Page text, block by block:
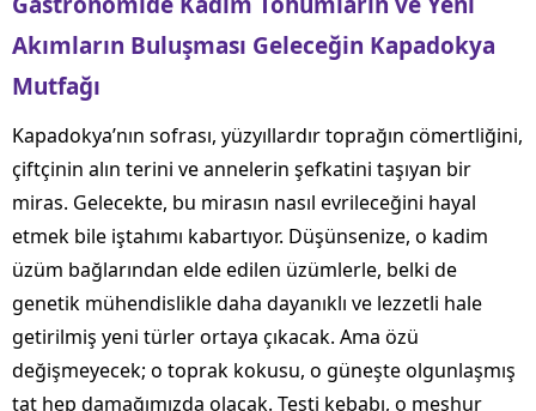
Akımların Buluşması Geleceğin Kapadokya
Mutfağı
Kapadokya’nın sofrası, yüzyıllardır toprağın cömertliğini,
çiftçinin alın terini ve annelerin şefkatini taşıyan bir
miras. Gelecekte, bu mirasın nasıl evrileceğini hayal
etmek bile iştahımı kabartıyor. Düşünsenize, o kadim
üzüm bağlarından elde edilen üzümlerle, belki de
genetik mühendislikle daha dayanıklı ve lezzetli hale
getirilmiş yeni türler ortaya çıkacak. Ama özü
değişmeyecek; o toprak kokusu, o güneşte olgunlaşmış
tat hep damağımızda olacak. Testi kebabı, o meşhur